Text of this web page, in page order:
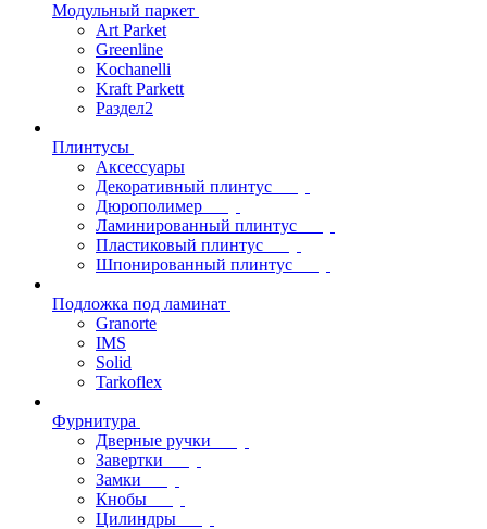
Модульный паркет
Art Parket
Greenline
Kochanelli
Kraft Parkett
Раздел2
Плинтусы
Аксессуары
Декоративный плинтус
Дюрополимер
Ламинированный плинтус
Пластиковый плинтус
Шпонированный плинтус
Подложка под ламинат
Granorte
IMS
Solid
Tarkoflex
Фурнитура
Дверные ручки
Завертки
Замки
Кнобы
Цилиндры